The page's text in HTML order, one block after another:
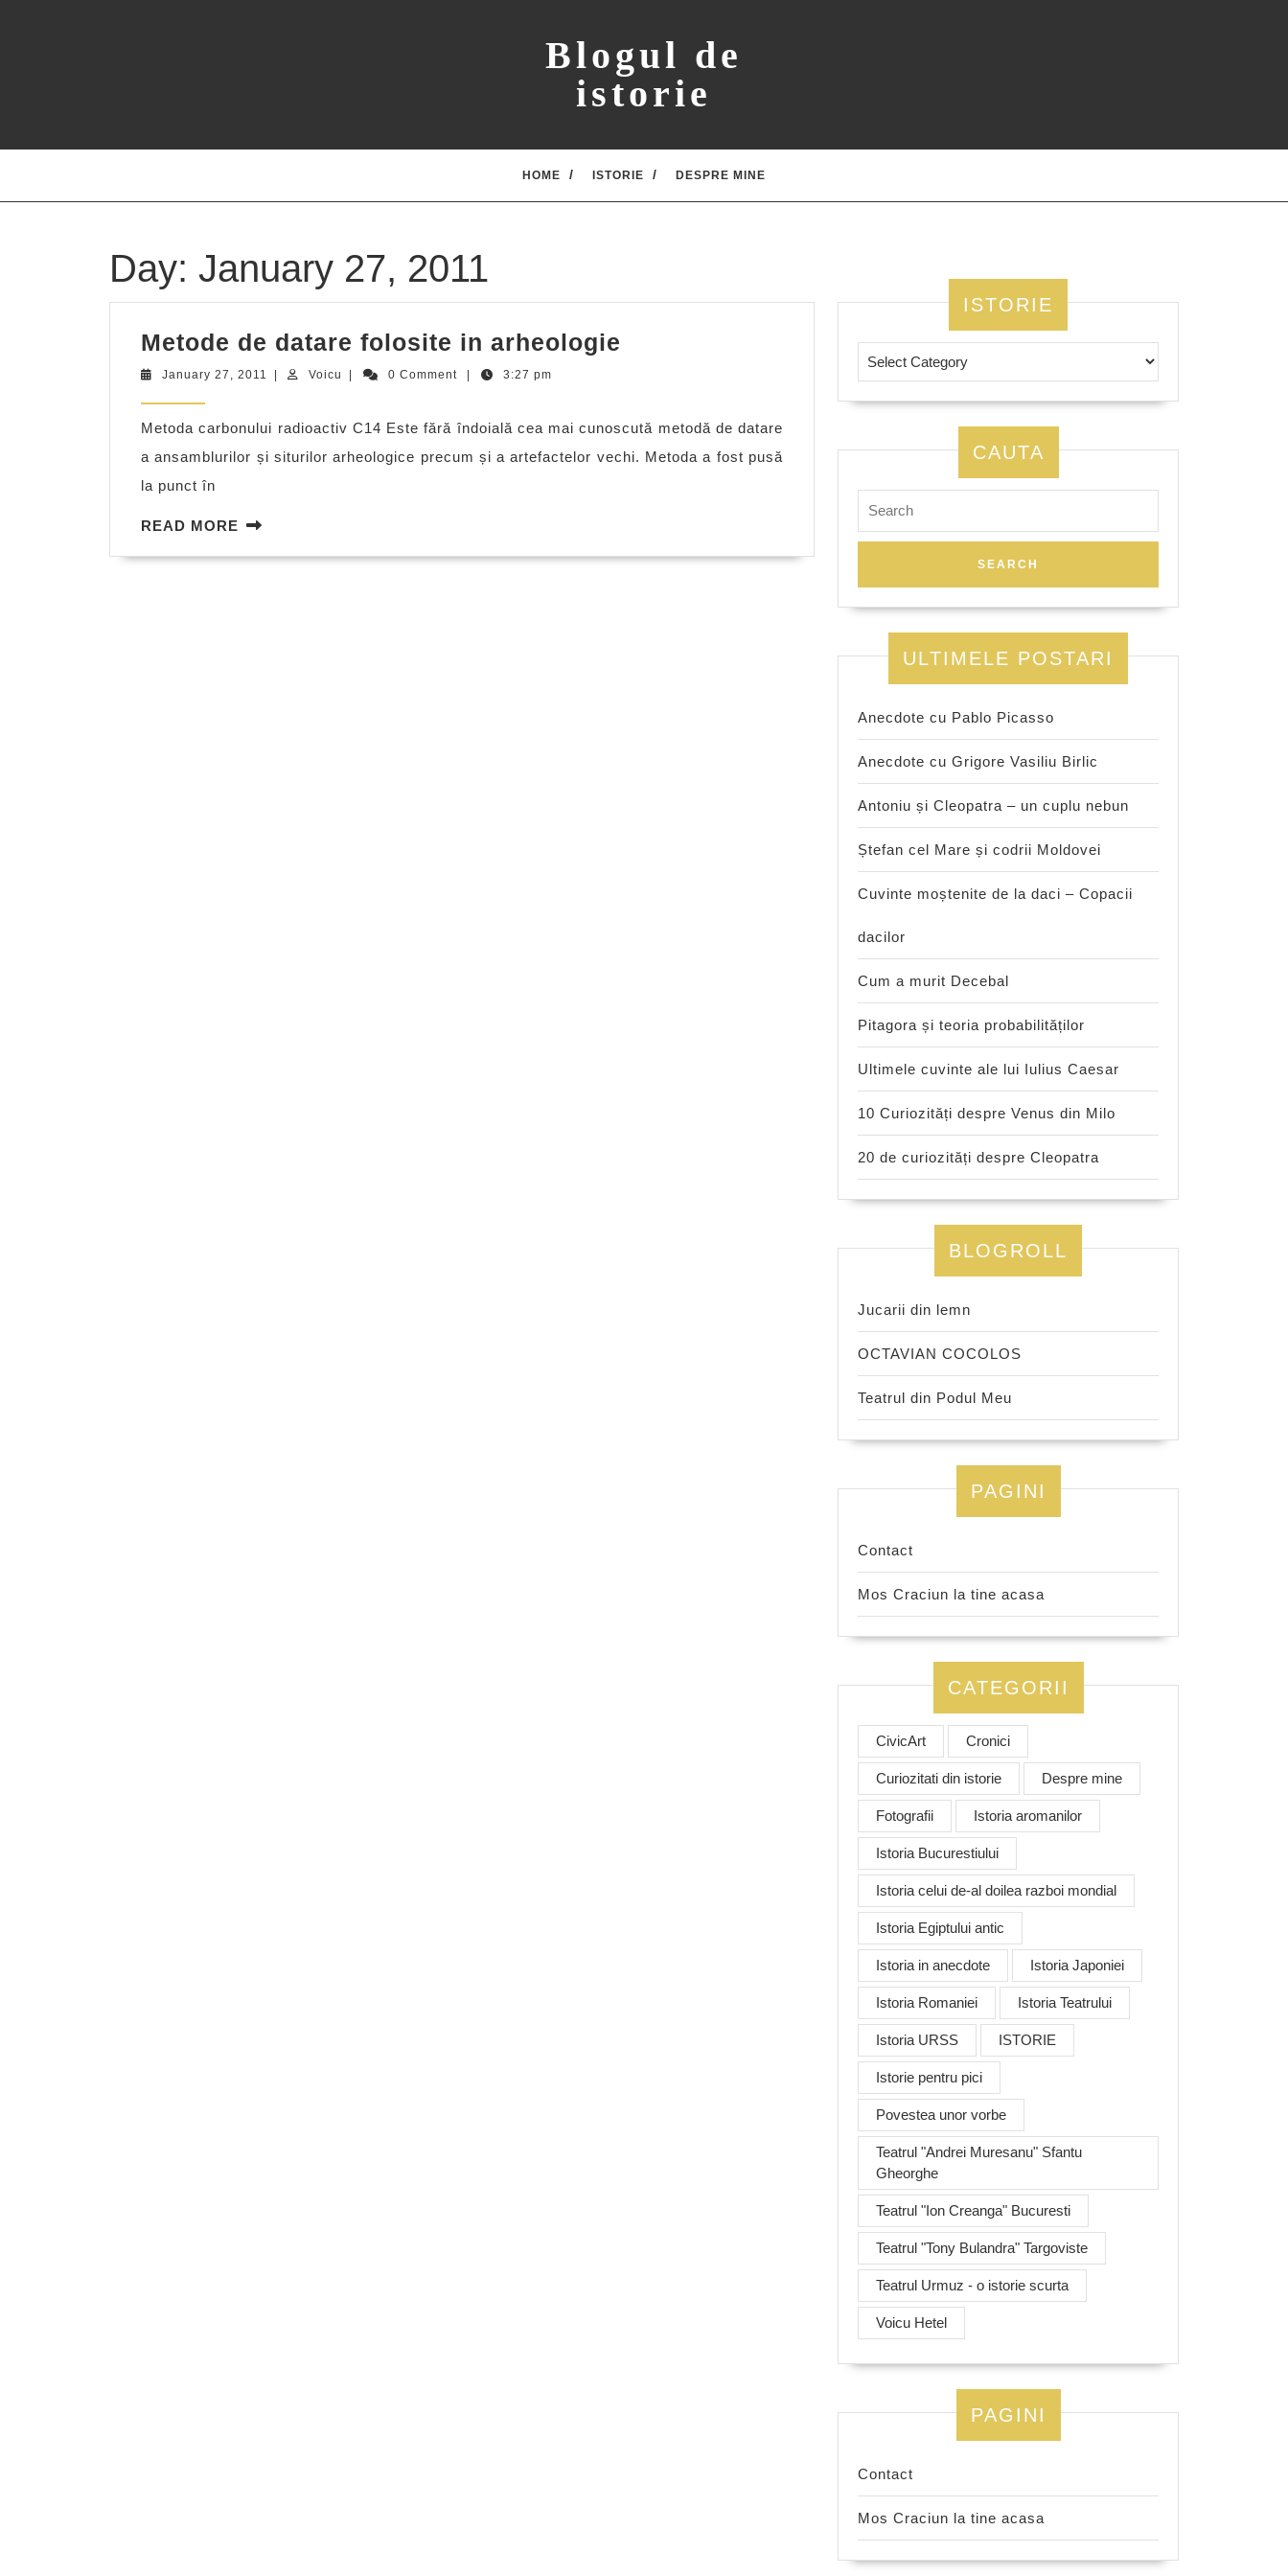
Blogul de
istorie
HOME ISTORIE DESPRE MINE
Day: January 27, 2011
Metode de datare folosite in arheologie
folosite
in
January 27, 2011 JanuaryVoicu Voicu 0 Comment 3:27 pm
Metoda carbonului radioactiv C14 Este fără îndoială cea mai cunoscută metodă de datare
a ansamblurilor și siturilor arheologice precum și a artefactelor vechi. Metoda a fost pusă
la punct în
READ MORE READ
ISTORIE
CAUTA
for:
ULTIMELE POSTARI
Anecdote cu Pablo Picasso
Anecdote cu Grigore Vasiliu Birlic
Antoniu și Cleopatra – un cuplu nebun
Ștefan cel Mare și codrii Moldovei
Cuvinte moștenite de la daci – Copacii
dacilor
Cum a murit Decebal
Pitagora și teoria probabilităților
Ultimele cuvinte ale lui Iulius Caesar
10 Curiozități despre Venus din Milo
20 de curiozități despre Cleopatra
BLOGROLL
Jucarii din lemn
OCTAVIAN COCOLOS
Teatrul din Podul Meu
PAGINI
Contact
Mos Craciun la tine acasa
CATEGORII
CivicArt Cronici
Curiozitati din istorie Despre mine
Fotografii Istoria aromanilor
Istoria Bucurestiului
Istoria celui de-al doilea razboi mondial
Istoria Egiptului antic
Istoria in anecdote Istoria Japoniei
Istoria Romaniei Istoria Teatrului
Istoria URSS ISTORIE
Istorie pentru pici
Povestea unor vorbe
Teatrul "Andrei Muresanu" Sfantu
Gheorghe
Teatrul "Ion Creanga" Bucuresti
Teatrul "Tony Bulandra" Targoviste
Teatrul Urmuz - o istorie scurta
Voicu Hetel
PAGINI
Contact
Mos Craciun la tine acasa